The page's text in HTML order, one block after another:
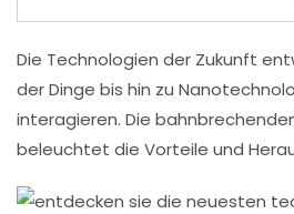
Die Technologien der Zukunft
der Dinge bis hin zu
interagieren. Die
beleuchtet die Vorteile und